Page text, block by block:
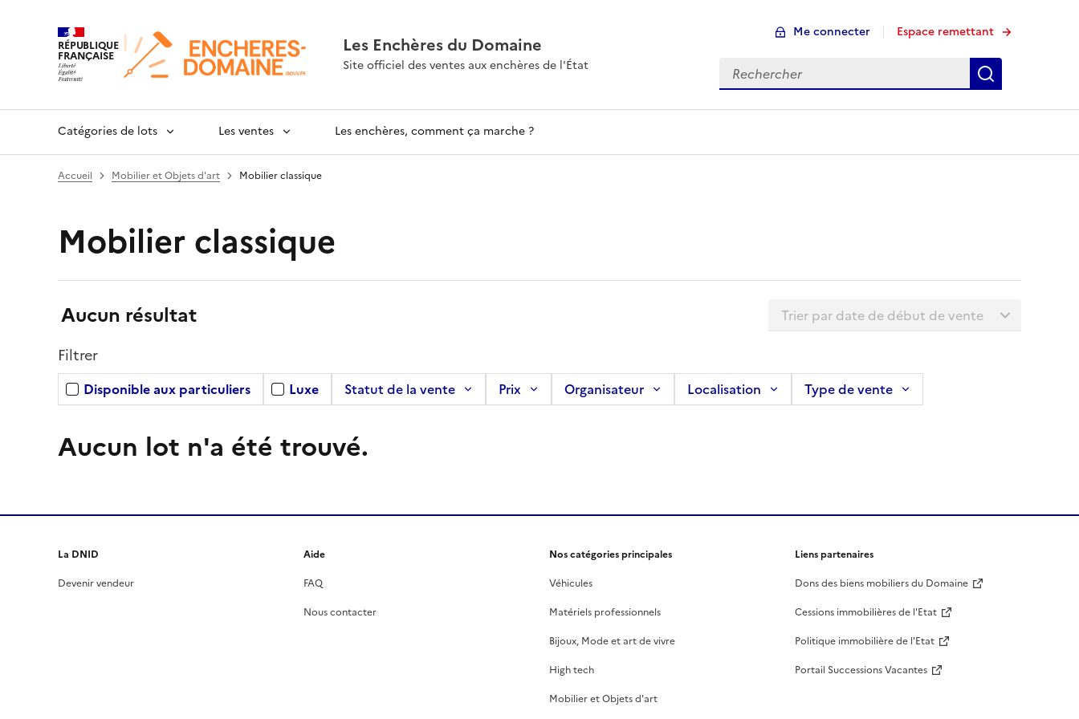
RÉPUBLIQUE
FRANÇAISE Les Enchères du Domaine
Site officiel des ventes aux enchères de l'État
Me connecter Espace remettant
Rechercher
Catégories de lots Les ventes Les enchères, comment ça marche ?
Accueil Mobilier et Objets d'art Mobilier classique
Mobilier classique
Résultats:
Aucun résultat Trier la liste
Filtrer
Disponible aux particuliers Luxe Statut de la vente Prix Organisateur Localisation Type de vente
Aucun lot n'a été trouvé.
La DNID
Devenir vendeur
Aide
FAQ
Nous contacter
Nos catégories principales
Véhicules
Matériels professionnels
Bijoux, Mode et art de vivre
High tech
Mobilier et Objets d'art
Liens partenaires
Dons des biens mobiliers du Domaine
Cessions immobilières de l'Etat
Politique immobilière de l'Etat
Portail Successions Vacantes